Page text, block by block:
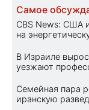
Самое
CBS News: США
на
В Израиле
уезжают
Семейная пара
иранскую